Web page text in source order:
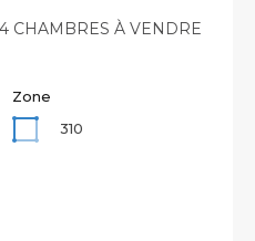
CHAMBRES À VENDRE
Zone
310